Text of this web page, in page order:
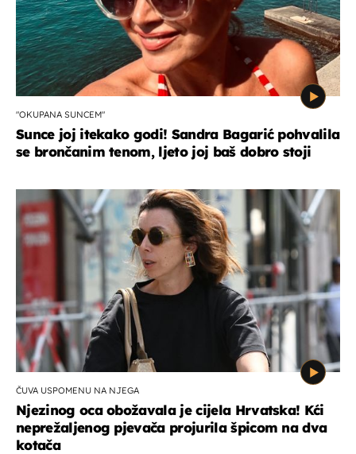
"OKUPANA SUNCEM"
Sunce joj itekako godi! Sandra Bagarić pohvalila
se brončanim tenom, ljeto joj baš dobro stoji
ČUVA USPOMENU NA NJEGA
Njezinog oca obožavala je cijela Hrvatska! Kći
neprežaljenog pjevača projurila špicom na dva
kotača